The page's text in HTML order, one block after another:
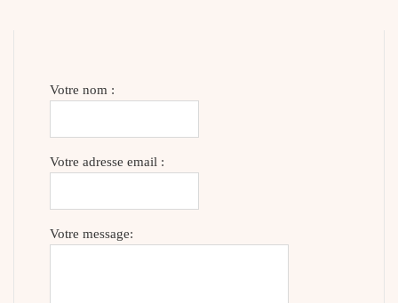
Votre nom :
Votre adresse email :
Votre message: